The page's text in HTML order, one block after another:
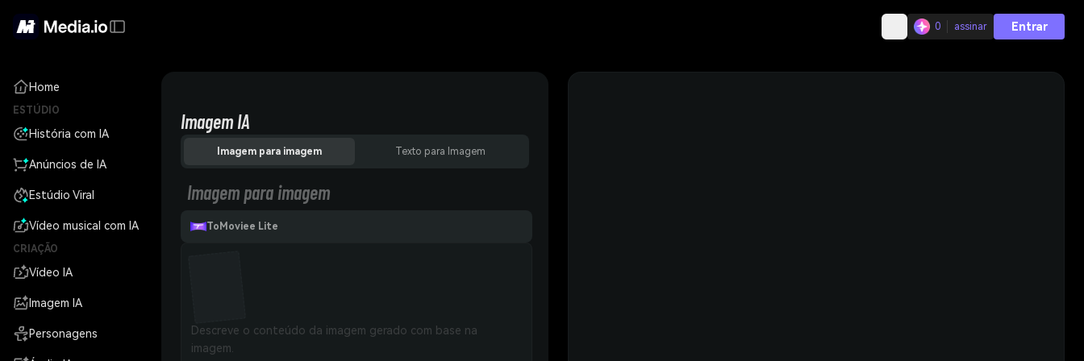
0 assinar Entrar
Home
ESTÚDIO
História com IA
Anúncios de IA
Estúdio Viral
Vídeo musical com IA
CRIAÇÃO
Vídeo IA
Imagem IA
Personagens
Imagem IA
Imagem para imagem Texto para Imagem
Imagem para imagem
ToMoviee Lite